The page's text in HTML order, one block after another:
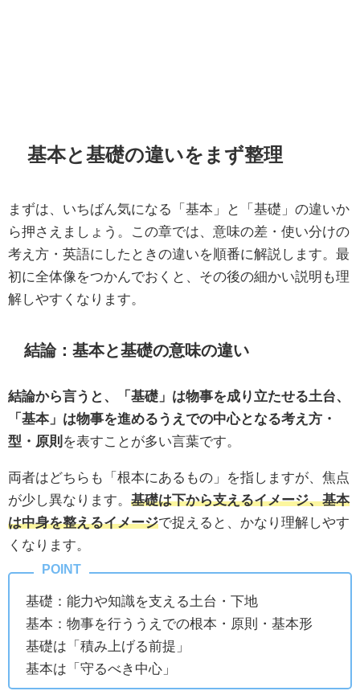
基本と基礎の違いをまず整理
まずは、いちばん気になる「基本」と「基礎」の違いか
ら押さえましょう。この章では、意味の差・使い分けの
考え方・英語にしたときの違いを順番に解説します。最
初に全体像をつかんでおくと、その後の細かい説明も理
解しやすくなります。
結論：基本と基礎の意味の違い
結論から言うと、「基礎」は物事を成り立たせる土台、
「基本」は物事を進めるうえでの中心となる考え方・
型・原則 を表すことが多い言葉です。
両者はどちらも「根本にあるもの」を指しますが、焦点
が少し異なります。 基礎は下から支えるイメージ、基本
は中身を整えるイメージで捉えると、かなり理解しやす
くなります。
基礎：能力や知識を支える土台・下地
基本：物事を行ううえでの根本・原則・基本形
基礎は「積み上げる前提」
基本は「守るべき中心」